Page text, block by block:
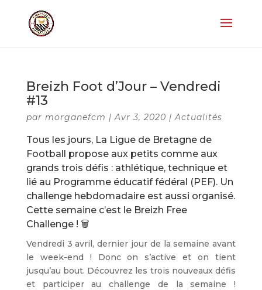
Breizh Foot d’Jour – Vendredi
#13
par morganefcm |Avr 3, 2020 |Actualités
Tous les jours, La Ligue de Bretagne de
Football propose aux petits comme aux
grands trois défis : athlétique, technique et
lié au Programme éducatif fédéral (PEF). Un
challenge hebdomadaire est aussi organisé.
Cette semaine c’est le Breizh Free
Challenge ! 🗑️
Vendredi 3 avril, dernier jour de la semaine avant
le week-end ! Donc on s’active et on tient
jusqu’au bout. Découvrez les trois nouveaux défis
et participer au challenge de la semaine !